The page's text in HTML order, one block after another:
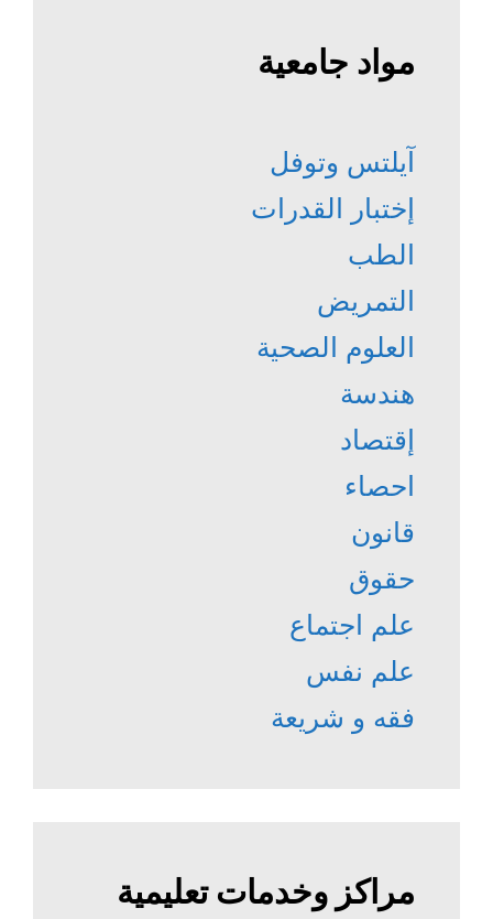
مواد جامعية
آيلتس وتوفل
إختبار القدرات
الطب
التمريض
العلوم الصحية
هندسة
إقتصاد
احصاء
قانون
حقوق
علم اجتماع
علم نفس
فقه و شريعة
مراكز وخدمات تعليمية